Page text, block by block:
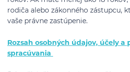
rodiča alebo zákonného zástupcu,
vaše právne zastúpenie.
Rozsah osobných údajov, účely a
spracúvania